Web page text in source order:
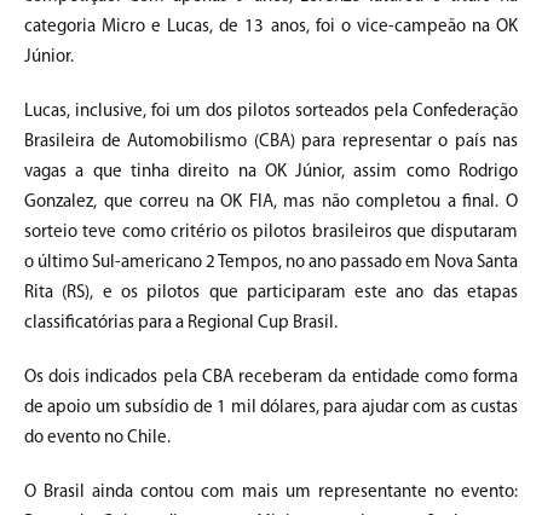
categoria Micro e Lucas, de 13 anos, foi o vice-campeão na OK
Júnior.
Lucas, inclusive, foi um dos pilotos sorteados pela Confederação
Brasileira de Automobilismo (CBA) para representar o país nas
vagas a que tinha direito na OK Júnior, assim como Rodrigo
Gonzalez, que correu na OK FIA, mas não completou a final. O
sorteio teve como critério os pilotos brasileiros que disputaram
o último Sul-americano 2 Tempos, no ano passado em Nova Santa
Rita (RS), e os pilotos que participaram este ano das etapas
classificatórias para a Regional Cup Brasil.
Os dois indicados pela CBA receberam da entidade como forma
de apoio um subsídio de 1 mil dólares, para ajudar com as custas
do evento no Chile.
O Brasil ainda contou com mais um representante no evento: